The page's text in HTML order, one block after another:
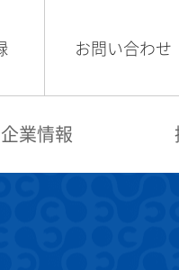
お問い合わせ
企業情報